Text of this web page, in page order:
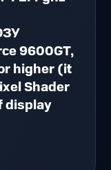
9600GT,
higher (it
Shader
display